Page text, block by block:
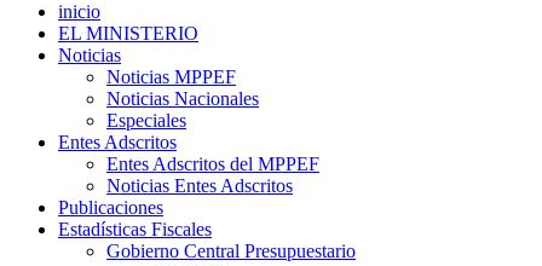
inicio
EL MINISTERIO
Noticias
Noticias MPPEF
Noticias Nacionales
Especiales
Entes Adscritos
Entes Adscritos del MPPEF
Noticias Entes Adscritos
Publicaciones
Estadísticas Fiscales
Gobierno Central Presupuestario